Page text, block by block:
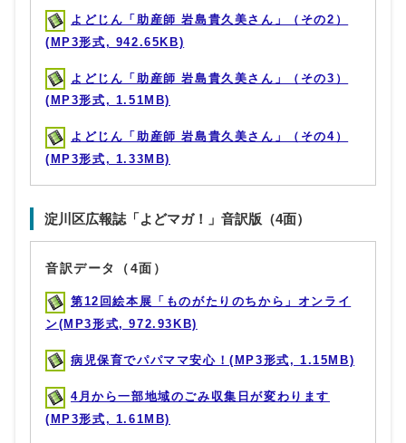
よどじん「助産師 岩島貴久美さん」（その2）
(MP3形式, 942.65KB)
よどじん「助産師 岩島貴久美さん」（その3）
(MP3形式, 1.51MB)
よどじん「助産師 岩島貴久美さん」（その4）
(MP3形式, 1.33MB)
淀川区広報誌「よどマガ！」音訳版（4面）
音訳データ（4面）
第12回絵本展「ものがたりのちから」オンライ
ン(MP3形式, 972.93KB)
病児保育でパパママ安心！(MP3形式, 1.15MB)
4月から一部地域のごみ収集日が変わります
(MP3形式, 1.61MB)